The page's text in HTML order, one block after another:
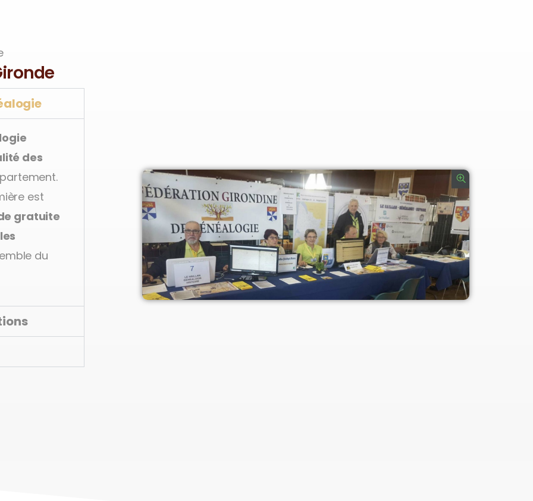
des
est
gratuite
du